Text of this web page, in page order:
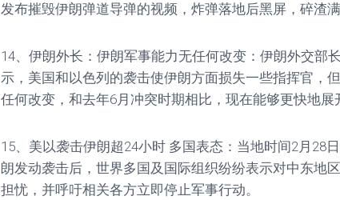
发布摧毁伊朗弹道导弹的视频，炸弹落地后黑屏，碎渣满
14、伊朗外长：伊朗军事能力无任何改变：伊朗外交部
示，美国和以色列的袭击使伊朗方面损失一些指挥官，
任何改变，和去年6月冲突时期相比，现在能够更快地展
15、美以袭击伊朗超24小时 多国表态：当地时间2月28
朗发动袭击后，世界多国及国际组织纷纷表示对中东地
担忧，并呼吁相关各方立即停止军事行动。